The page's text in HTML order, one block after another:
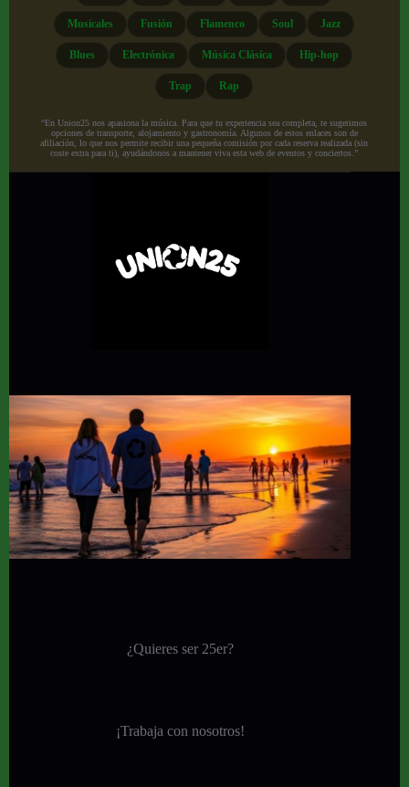
Musicales Fusión Flamenco Soul Jazz
Blues Electrónica Música Clásica Hip-hop
Trap Rap
“En Union25 nos apasiona la música. Para que tu experiencia sea completa, te sugerimos
opciones de transporte, alojamiento y gastronomía. Algunos de estos enlaces son de
afiliación, lo que nos permite recibir una pequeña comisión por cada reserva realizada (sin
coste extra para ti), ayudándonos a mantener viva esta web de eventos y conciertos.”
¿Quieres ser 25er?
¡Trabaja con nosotros!